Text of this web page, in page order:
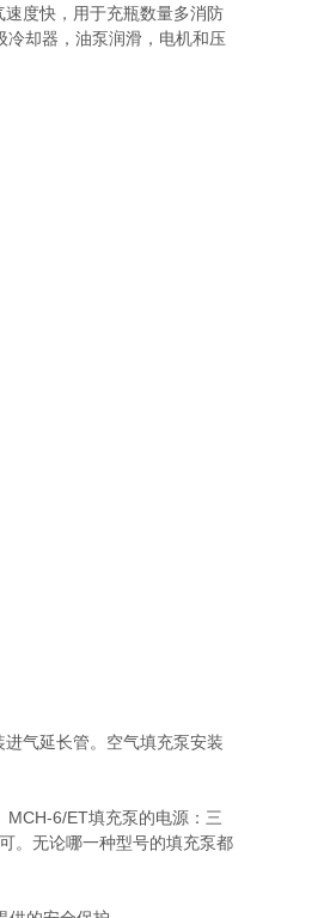
度快，用于充瓶数量多消防
冷却器，油泵润滑，电机和压
气延长管。空气填充泵安装
MCH-6/ET填充泵的电源：三
。无论哪一种型号的填充泵都